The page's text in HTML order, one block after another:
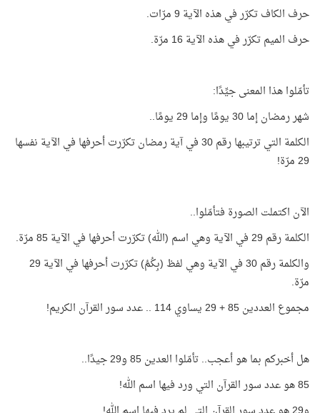
حرف الكاف تكرّر في هذه الآية 9 مرّات.
حرف الميم تكرّر في هذه الآية 16 مرّة.
تأمّلوا هذا المعنى جيِّدًا:
شهر رمضان إما 30 يومًا وإما 29 يومًا..
الكلمة التي ترتيبها رقم 30 في آية رمضان تكرّرت أحرفها في الآية نفسها
29 مرّة!
الآن اكتملت الصورة فتأمّلوا..
الكلمة رقم 29 في الآية وهي اسم (الله) تكرّرت أحرفها في الآية 85 مرّة.
والكلمة رقم 30 في الآية وهي لفظ (بِكُمُ) تكرّرت أحرفها في الآية 29
مرّة.
مجموع العددين 85 + 29 يساوي 114 .. عدد سور القرآن الكريم!
هل أخبركم بما هو أعجب.. تأمّلوا العدين 85 و29 جيدًا..
85 هو عدد سور القرآن التي ورد فيها اسم الله!